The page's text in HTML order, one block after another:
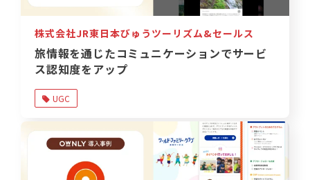
株式会社JR東日本びゅうツーリズム&セールス
旅情報を通じたコミュニケーションでサービ
ス認知度をアップ
UGC